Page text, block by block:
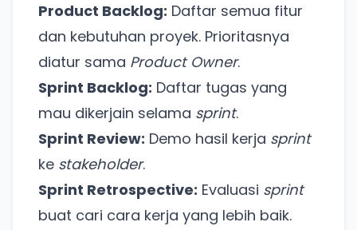
Product Backlog: Daftar semua fitur
dan kebutuhan proyek. Prioritasnya
diatur sama Product Owner.
Sprint Backlog: Daftar tugas yang
mau dikerjain selama sprint.
Sprint Review: Demo hasil kerja sprint
ke stakeholder.
Sprint Retrospective: Evaluasi sprint
buat cari cara kerja yang lebih baik.